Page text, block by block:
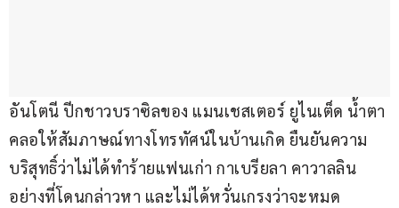
อันโตนี ปีกชาวบราซิลของ แมนเชสเตอร์ ยูไนเต็ด น้ำตา
คลอให้สัมภาษณ์ทางโทรทัศน์ในบ้านเกิด ยืนยันความ
บริสุทธิ์ว่าไม่ได้ทำร้ายแฟนเก่า กาเบรียลา คาวาลลิน
อย่างที่โดนกล่าวหา และไม่ได้หวั่นเกรงว่าจะหมด